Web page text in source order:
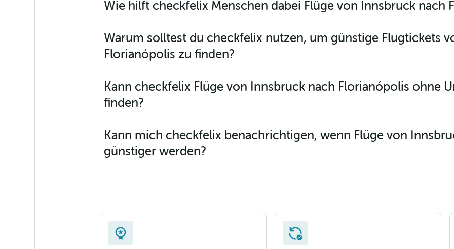
Wie hilft checkfelix Menschen dabei Flüge von Innsbruck nach
Warum solltest du checkfelix nutzen, um günstige Flugtickets
Florianópolis zu finden?
Kann checkfelix Flüge von Innsbruck nach Florianópolis ohne
finden?
Kann mich checkfelix benachrichtigen, wenn Flüge von
günstiger werden?